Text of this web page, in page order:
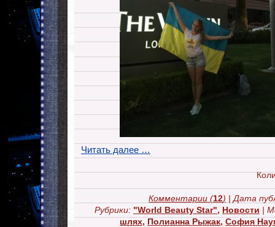
Читать далее …
Комментарии (12) | Дата
Рубрики: "World Beauty Star", Новости |
шлях, Полианна Рыжак, София